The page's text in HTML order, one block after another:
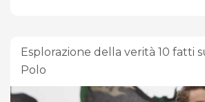
Esplorazione della verità 10 fatti
Polo